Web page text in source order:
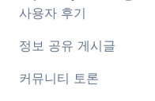
사용자 후기
정보 공유 게시글
커뮤니티 토론